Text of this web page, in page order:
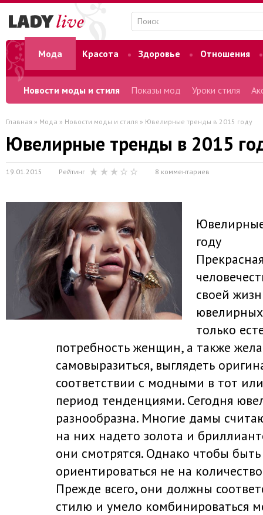
Мода Красота Здоровье
Отношения
Новости моды и стиля Показы мод Уроки стиля
Главная » Мода » Новости моды и стиля » Ювелирные тренды в 2015 году
Ювелирные тренды в 2015
19.01.2015 Рейтинг 8 комментариев
году
своей
только
потребность женщин, а также
самовыразиться, выглядеть
соответствии с модными в тот
период тенденциями. Сегодня
разнообразна. Многие дамы
на них надето золота и
они смотрятся. Однако чтобы
ориентироваться не на
Прежде всего, они должны
стилю и умело комбинироваться